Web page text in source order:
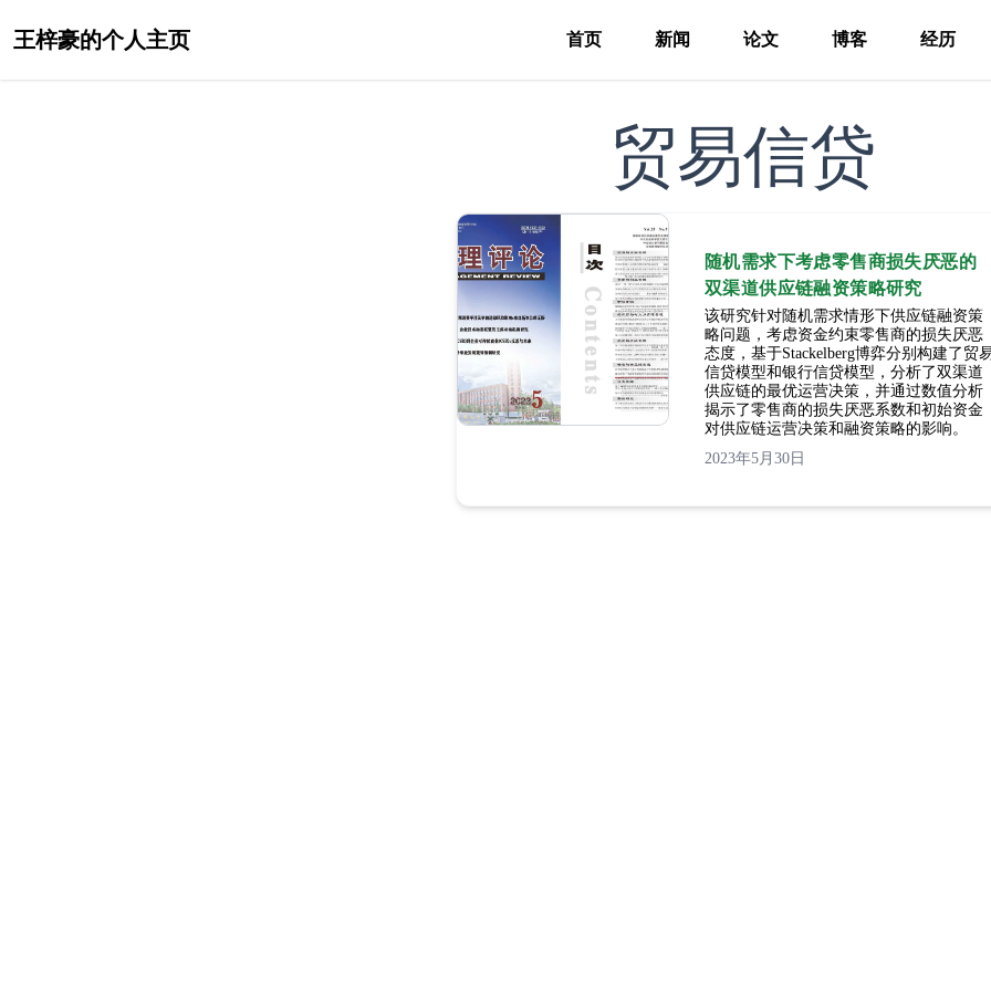
王梓豪的个人主页 首页 新闻 论文 博客 经历
贸易信贷
随机需求下考虑零售商损失厌恶的
双渠道供应链融资策略研究
该研究针对随机需求情形下供应链融资策
略问题，考虑资金约束零售商的损失厌恶
态度，基于Stackelberg博弈分别构建了贸
信贷模型和银行信贷模型，分析了双渠道
供应链的最优运营决策，并通过数值分析
揭示了零售商的损失厌恶系数和初始资金
对供应链运营决策和融资策略的影响。
2023年5月30日